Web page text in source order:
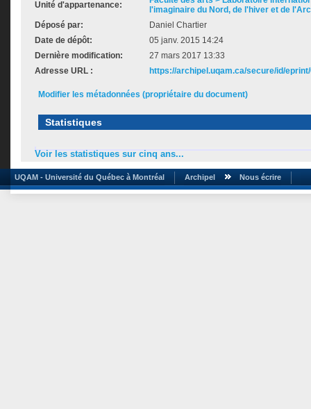
Unité d'appartenance:
l'imaginaire du Nord, de l'hiver et de
Déposé par:
Daniel Chartier
Date de dépôt:
05 janv. 2015 14:24
Dernière modification:
27 mars 2017 13:33
Adresse URL :
https://archipel.uqam.ca/secure/id/
Modifier les métadonnées (propriétaire du document)
Statistiques
Voir les statistiques sur cinq ans...
UQAM - Université du Québec à Montréal Archipel Nous écrire